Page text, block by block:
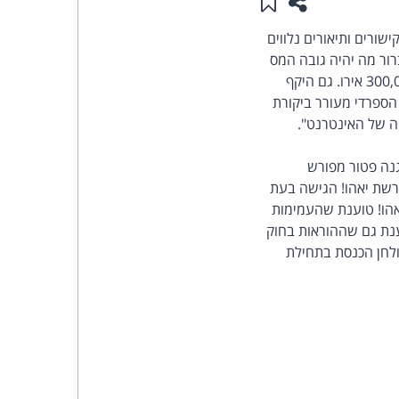
ותיאורים נלווים
מה יהיה גובה המס
החדש, שכבר זכה לכינוי "מס גוגל", אולם הסנקציה הצפויה על הפרת החוק היא קנס מירבי של 300,000 אירו. גם היקף
מעורר ביקורת
של האינטרנט".
פטור מפורש
יאהו! הגישה בעת
טוענת שהעמימות
גם שההוראות בחוק
הכנסת בתחילת